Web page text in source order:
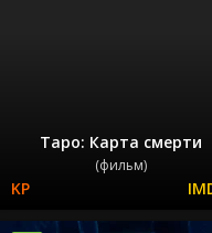
Таро: Карта смерти
(фильм)